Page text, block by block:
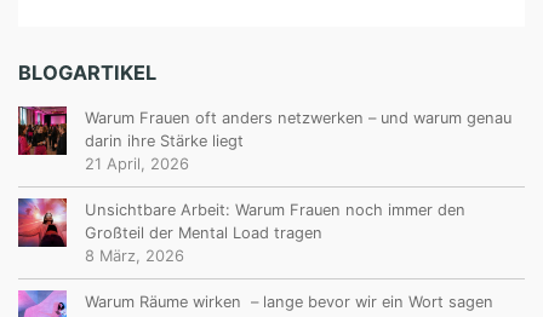
BLOGARTIKEL
Warum Frauen oft anders netzwerken – und warum genau
darin ihre Stärke liegt
21 April, 2026
Unsichtbare Arbeit: Warum Frauen noch immer den
Großteil der Mental Load tragen
8 März, 2026
Warum Räume wirken – lange bevor wir ein Wort sagen